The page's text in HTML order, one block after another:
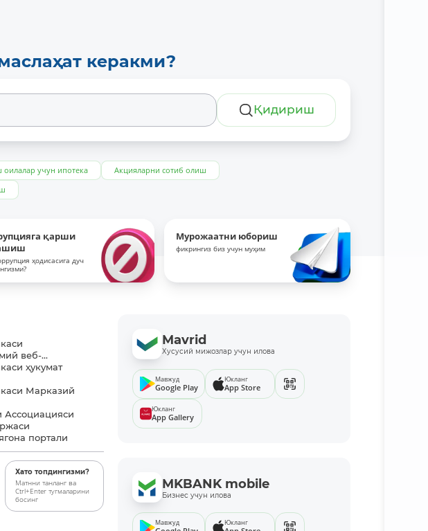
керакми?
Қидириш
оилалар учун ипотека
Акцияларни сотиб олиш
қарши
ҳодисасига дуч
Мурожаатни юбориш
фикрингиз биз учун муҳим
веб-...
ҳукумат
Марказий
Ассоциацияси
портали
Хато топдингизми?
Матнни танланг ва
Ctrl+Enter тугмаларини
босинг
Mavrid
Хусусий мижозлар учун илова
Мавжуд
Google Play
Юкланг
App Store
Юкланг
App Gallery
MKBANK mobile
Бизнес учун илова
Мавжуд Юкланг